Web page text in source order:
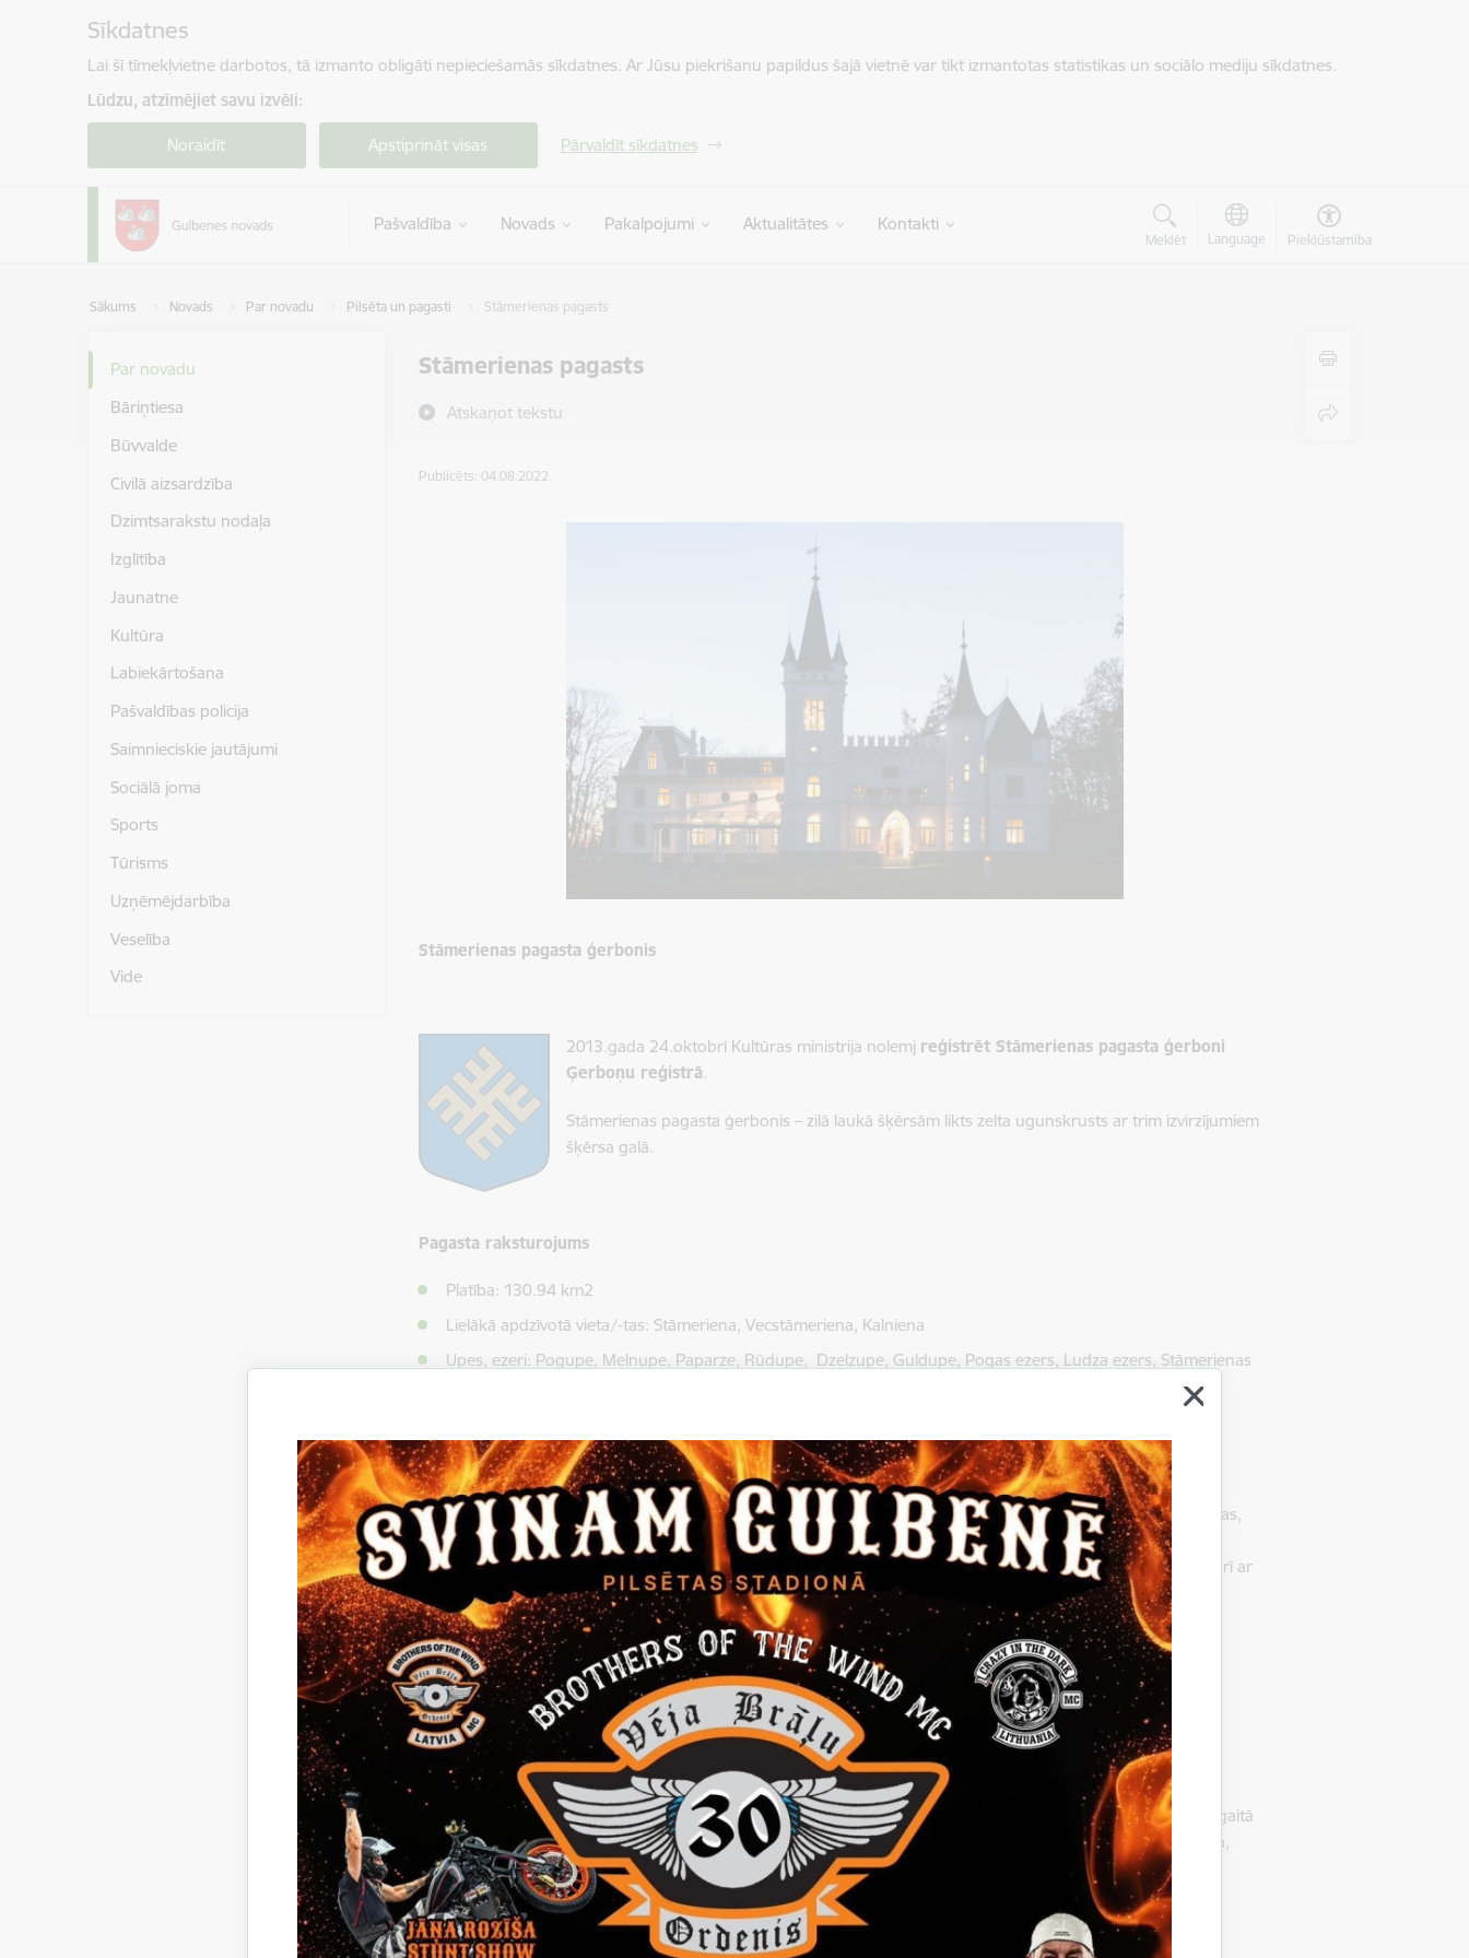
Sīkdatnes
Lai šī tīmekļvietne darbotos, tā izmanto obligāti nepieciešamās sīkdatnes. Ar Jūsu piekrišanu papildus šajā vietnē var tikt izmantotas statistikas un sociālo mediju sīkdatnes.
Lūdzu, atzīmējiet savu izvēli:
Noraidīt Apstiprināt visas Pārvaldīt sīkdatnes
Pašvaldība Novads Pakalpojumi Aktualitātes Kontakti
Meklēt Language Piekļūstamība
Sākums Novads Par novadu Pilsēta un pagasti Stāmerienas pagasts
Stāmerienas pagasts
Atskaņot tekstu
Par novadu
Bāriņtiesa
Būvvalde
Civilā aizsardzība
Dzimtsarakstu nodaļa
Izglītība
Jaunatne
Kultūra
Labiekārtošana
Pašvaldības policija
Saimnieciskie jautājumi
Sociālā joma
Sports
Tūrisms
Uzņēmējdarbība
Veselība
Vide
Publicēts: 04.08.2022.
Stāmerienas pagasta ģerbonis
2013.gada 24.oktobrī Kultūras ministrija nolemj reģistrēt Stāmerienas pagasta ģerboni
Ģerboņu reģistrā.
Stāmerienas pagasta ģerbonis – zilā laukā šķērsām likts zelta ugunskrusts ar trim izvirzījumiem
šķērsa galā.
Pagasta raksturojums
Platība: 130.94 km2
Lielākā apdzīvotā vieta/-tas: Stāmeriena, Vecstāmeriena, Kalniena
Upes, ezeri: Pogupe, Melnupe, Paparze, Rūdupe, Dzelzupe, Guldupe, Pogas ezers, Ludza ezers, Stāmerienas
Vispārīga informācija
Stāmerienas pagasts atrodas Gulbenes novada ziemeļaustrumu daļā un robežojas ar Gulbenes novada Beļavas,
Stradu, Litenes pagastiem un Alūksnes novada Kalncempju, Annas, Jaunannas pagastiem. Pagastu škērso
šaursliežu dzelzceļa līnija “Gulbene – Alūksne”. Stāmerienas pagasts ir bagāts ne vien ar gleznaino dabu, bet arī ar
valsts un vietējās nozīmes kultūras pieminekļiem - Stāmerienas muižas komplekss, Sv. Aleksandra Ņevska
pareizticīgo baznīca, Gulbenes-Alūksnes šaursliežu dzelzceļš, Smoņu senkapi, Skolu senkapi.
Attālums līdz Rīgai – 200 km, attālums līdz novada centram Gulbenei – 15 km.
Pagasta vēsture
Stāmerienas (agrāk arī Stomersee, Stomerskaja) teritorija bijusi apdzīvota jau aptuveni pirms 4000 gadiem.
Nosaukums cēlies no Stāmeru dzimtas, kurai 15 gs. piederējuši lieli zemes īpašumi pie Stāmerienas ezera.
Stāmerienas pagasts (līdz 1882. gadam Stāmeres pagasts) dibināts 1867. gadā. 1920. gada zemes reformas gaitā
Stāmerienas muižu 3065 ha kopplatībā sadalīja 151 vienībās; sadalītas Stances, Lāča, Zaķīšu, Irbes, Vilkupurva,
Lēpju un Kraukļu pusmuižas; Vārgaļu ciems sadalīts 96 vienībās 25 ha kopplatībā.
Pakalpojumi un uzņēmējdarbība